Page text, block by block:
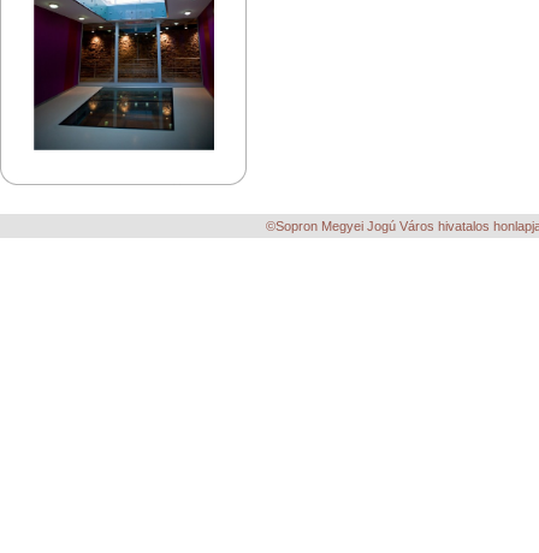
©Sopron Megyei Jogú Város hivatalos